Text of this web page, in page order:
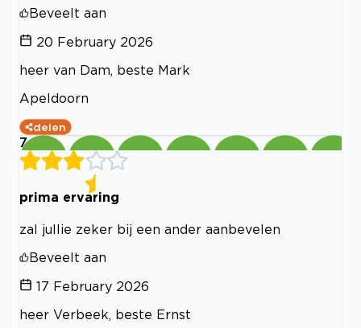
Beveelt aan
20 February 2026
heer van Dam, beste Mark
Apeldoorn
delen
7
prima ervaring
zal jullie zeker bij een ander aanbevelen
Beveelt aan
17 February 2026
heer Verbeek, beste Ernst